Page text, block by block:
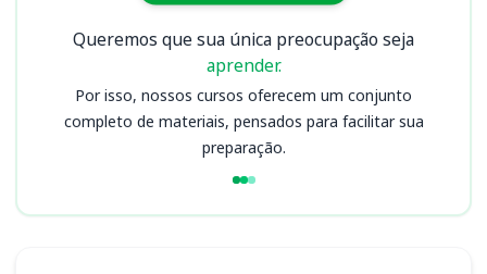
Queremos que sua única preocupação seja
aprender.
Por isso, nossos cursos oferecem um conjunto
completo de materiais, pensados para facilitar sua
preparação.